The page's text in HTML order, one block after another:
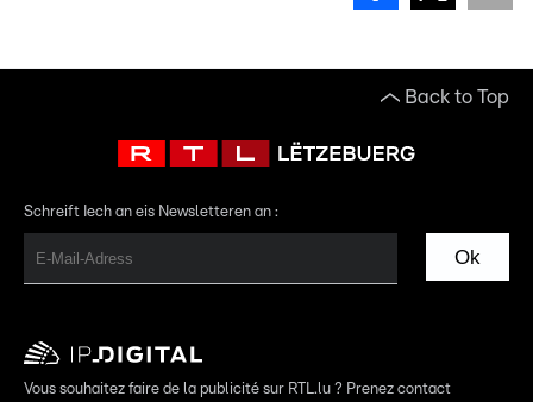
Back to Top
Schreift Iech an eis Newsletteren an :
Ok
Vous souhaitez faire de la publicité sur RTL.lu ? Prenez contact